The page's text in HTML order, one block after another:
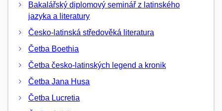
Bakalářský diplomový seminář z latinského
jazyka a literatury
Česko-latinská středověká literatura
Četba Boethia
Četba česko-latinských legend a kronik
Četba Jana Husa
Četba Lucretia